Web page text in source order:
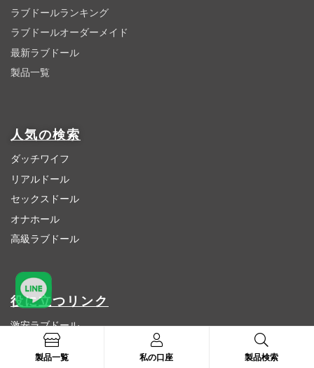
ラブドールランキング
ラブドールオーダーメイド
最新ラブドール
製品一覧
人気の検索
ダッチワイフ
リアルドール
セックスドール
オナホール
高級ラブドール
役に立つリンク
激安ラブドール
ロリドール
製品一覧 私の口座 製品検索